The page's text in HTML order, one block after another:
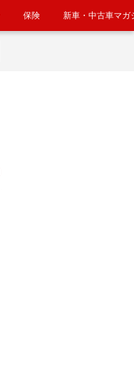
保険 新車・中古車マガ